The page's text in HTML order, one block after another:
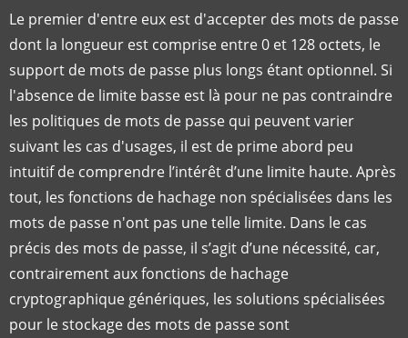
Le premier d'entre eux est d'accepter des mots de passe
dont la longueur est comprise entre 0 et 128 octets, le
support de mots de passe plus longs étant optionnel. Si
l'absence de limite basse est là pour ne pas contraindre
les politiques de mots de passe qui peuvent varier
suivant les cas d'usages, il est de prime abord peu
intuitif de comprendre l’intérêt d’une limite haute. Après
tout, les fonctions de hachage non spécialisées dans les
mots de passe n'ont pas une telle limite. Dans le cas
précis des mots de passe, il s’agit d’une nécessité, car,
contrairement aux fonctions de hachage
cryptographique génériques, les solutions spécialisées
pour le stockage des mots de passe sont